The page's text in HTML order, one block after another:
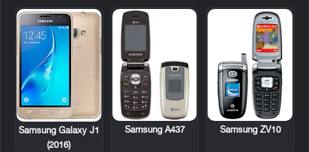
Samsung ZV10
Samsung A437
Samsung Galaxy J1
(2016)